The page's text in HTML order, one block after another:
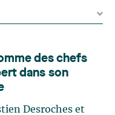
des chefs
dans son
Desroches et